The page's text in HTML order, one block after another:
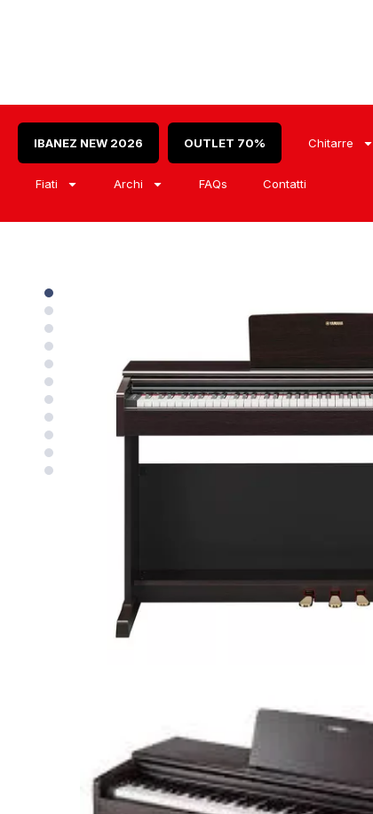
IBANEZ NEW 2026 OUTLET 70% Chitarre
Fiati Archi FAQs Contatti